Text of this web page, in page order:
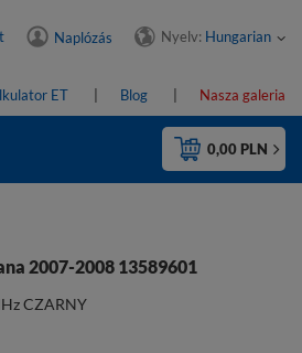
Naplózás Nyelv: Hungarian
ET Blog Nasza galeria
0,00 PLN
2007-2008 13589601
CZARNY